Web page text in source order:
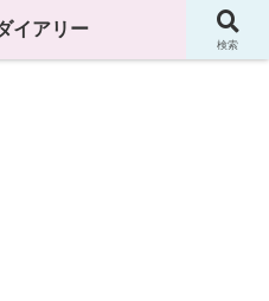
イアリー
イアリー
検索